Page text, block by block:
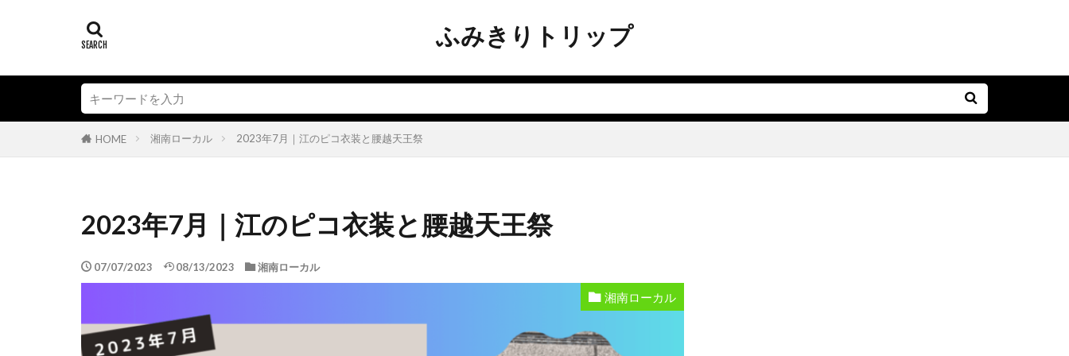
ふみきりトリップ
HOME 湘南ローカル 2023年7月｜江のピコ衣装と腰越天王祭
2023年7月｜江のピコ衣装と腰越天王祭
07/07/2023 08/13/2023 湘南ローカル
湘南ローカル